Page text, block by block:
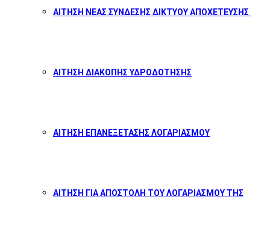
ΑΙΤΗΣΗ ΝΕΑΣ ΣΥΝΔΕΣΗΣ ΔΙΚΤΥΟΥ ΑΠΟΧΕΤΕΥΣΗΣ
ΑΙΤΗΣΗ ΔΙΑΚΟΠΗΣ ΥΔΡΟΔΟΤΗΣΗΣ
ΑΙΤΗΣΗ ΕΠΑΝΕΞΕΤΑΣΗΣ ΛΟΓΑΡΙΑΣΜΟΥ
ΑΙΤΗΣΗ ΓΙΑ ΑΠΟΣΤΟΛΗ ΤΟΥ ΛΟΓΑΡΙΑΣΜΟΥ ΤΗΣ